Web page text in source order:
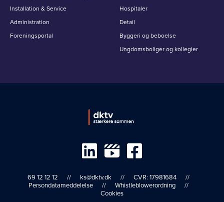
Installation & Service
Administration
Foreningsportal
Hospitaler
Detail
Byggeri og beboelse
Ungdomsboliger og kollegier
69 12 12 12 ks@dktv.dk
CVR: 17981684
Persondatameddelelse
Whistleblowerordning
Cookies